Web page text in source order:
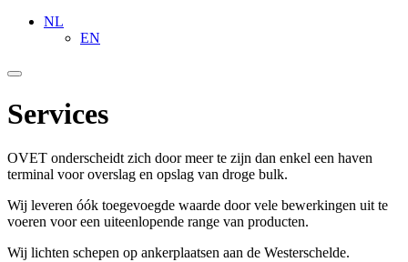
NL
EN
Services
OVET onderscheidt zich door meer te zijn dan enkel een haven
terminal voor overslag en opslag van droge bulk.
Wij leveren óók toegevoegde waarde door vele bewerkingen uit te
voeren voor een uiteenlopende range van producten.
Wij lichten schepen op ankerplaatsen aan de Westerschelde.